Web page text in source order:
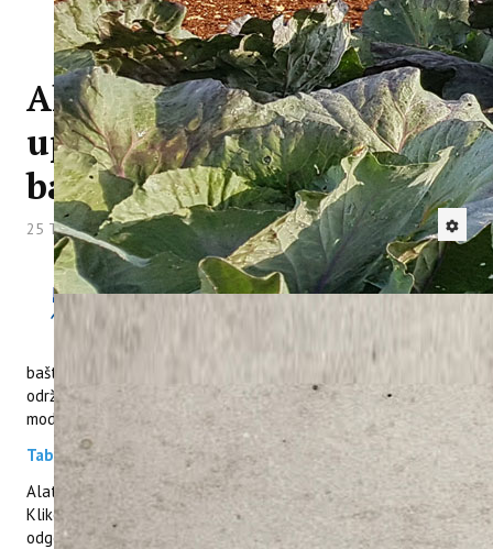
Alat za samoprocjenu
upravljanja prirodnom
baštinom - INHERIT
25 Travanj 2022 Hitova: 3076
Alat za samoprocjenu održivosti
upravljanja prirodnom baštinom,
namijenjen je institucijama koje
upravljaju područjima prirodne
baštine kako bi im pomogao u utvrđivanju razine trenutne
održivosti te ukazao na potencijalne nedostatke u trenutnom
modelu upravljanja.
Tablica - SAMOPROCJENA
Alat uključuje 16 kriterija koji se sastoje od više pitanja.
Klikom na padajući izbornik, nudi Vam se više mogućih
odgovora te trebate odabrati onaj odgovor koji najbolje